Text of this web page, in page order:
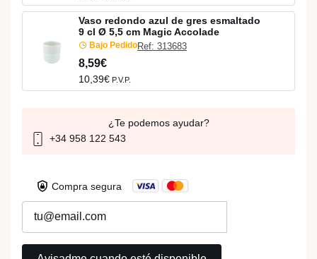
Vaso redondo azul de gres esmaltado
9 cl Ø 5,5 cm Magic Accolade
Bajo PedidoRef: 313683
8,59€
10,39€ P.V.P.
¿Te podemos ayudar?
+34 958 122 543
Compra segura